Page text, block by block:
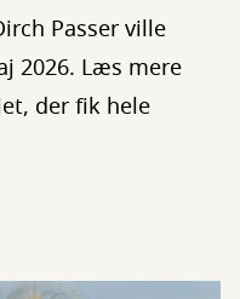
Passer ville
2026. Læs mere
der fik hele